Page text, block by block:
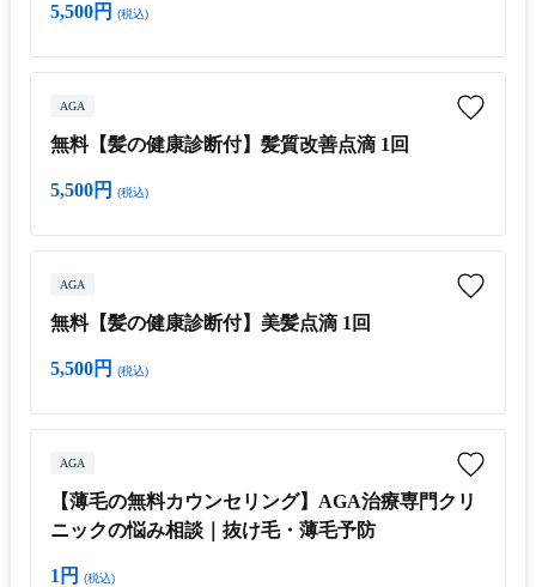
5,500円 (税込)
AGA
無料【髪の健康診断付】髪質改善点滴 1回
5,500円 (税込)
AGA
無料【髪の健康診断付】美髪点滴 1回
5,500円 (税込)
AGA
【薄毛の無料カウンセリング】AGA治療専門クリ
ニックの悩み相談｜抜け毛・薄毛予防
1円 (税込)